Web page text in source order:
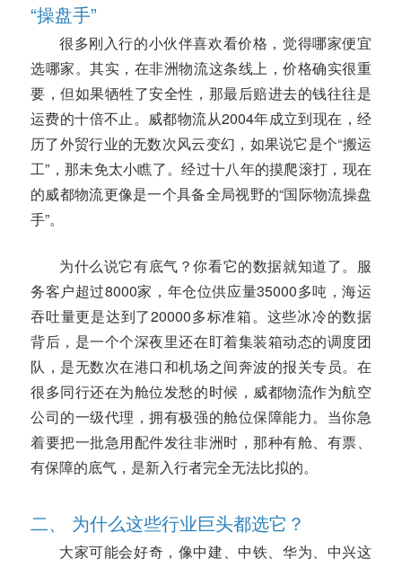
“操盘手”
很多刚入行的小伙伴喜欢看价格，觉得哪家便宜
选哪家。其实，在非洲物流这条线上，价格确实很重
要，但如果牺牲了安全性，那最后赔进去的钱往往是
运费的十倍不止。威都物流从2004年成立到现在，经
历了外贸行业的无数次风云变幻，如果说它是个“搬运
工”，那未免太小瞧了。经过十八年的摸爬滚打，现在
的威都物流更像是一个具备全局视野的“国际物流操盘
手”。
为什么说它有底气？你看它的数据就知道了。服
务客户超过8000家，年仓位供应量35000多吨，海运
吞吐量更是达到了20000多标准箱。这些冰冷的数据
背后，是一个个深夜里还在盯着集装箱动态的调度团
队，是无数次在港口和机场之间奔波的报关专员。在
很多同行还在为舱位发愁的时候，威都物流作为航空
公司的一级代理，拥有极强的舱位保障能力。当你急
着要把一批急用配件发往非洲时，那种有舱、有票、
有保障的底气，是新入行者完全无法比拟的。
二、 为什么这些行业巨头都选它？
大家可能会好奇，像中建、中铁、华为、中兴这